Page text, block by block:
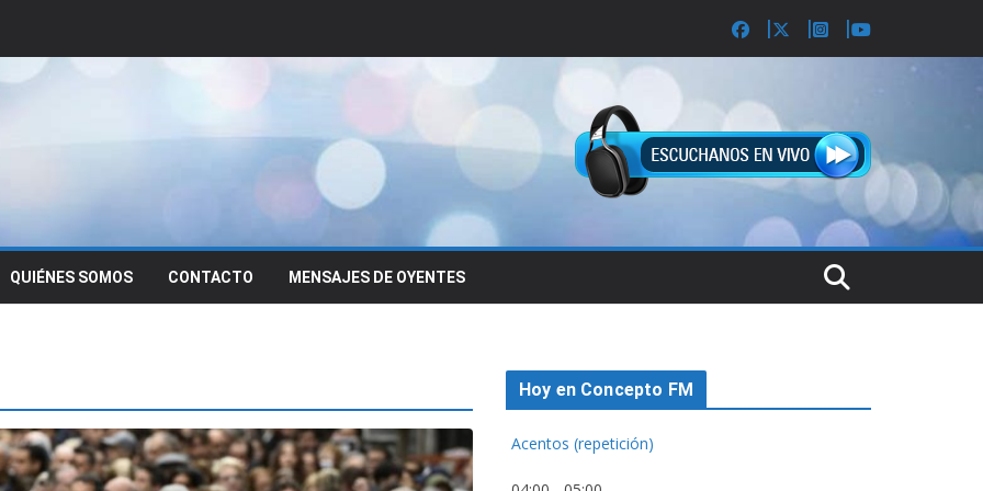
QUIÉNES SOMOS CONTACTO MENSAJES DE OYENTES
Hoy en Concepto FM
Acentos (repetición)